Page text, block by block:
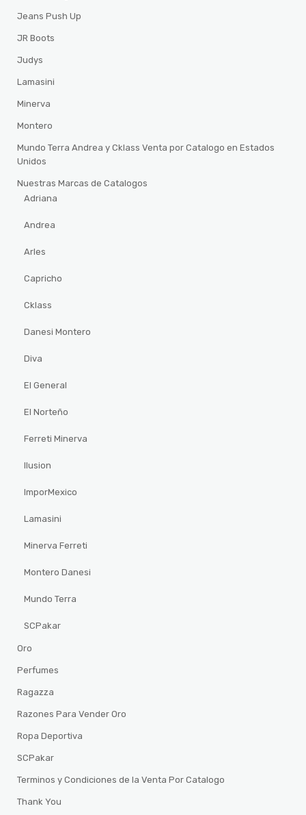
Jeans Push Up
JR Boots
Judys
Lamasini
Minerva
Montero
Mundo Terra Andrea y Cklass Venta por Catalogo en Estados
Unidos
Nuestras Marcas de Catalogos
Adriana
Andrea
Arles
Capricho
Cklass
Danesi Montero
Diva
El General
El Norteño
Ferreti Minerva
Ilusion
ImporMexico
Lamasini
Minerva Ferreti
Montero Danesi
Mundo Terra
SCPakar
Oro
Perfumes
Ragazza
Razones Para Vender Oro
Ropa Deportiva
SCPakar
Terminos y Condiciones de la Venta Por Catalogo
Thank You